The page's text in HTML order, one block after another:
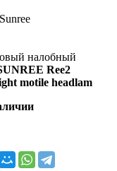
Sunree
налобный
Ree2
motile headlam